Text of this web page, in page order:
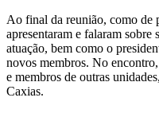
Ao final da reunião, como de
apresentaram e falaram sobre
atuação, bem como o
novos membros. No
e membros de outras
Caxias.